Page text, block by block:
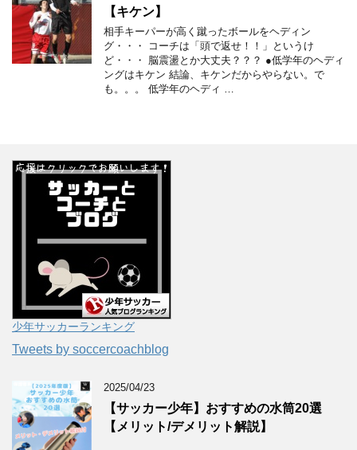
【キケン】
相手キーパーが高く蹴ったボールをヘディン
グ・・・ コーチは「頭で返せ！！」というけ
ど・・・ 脳震盪とか大丈夫？？？ ●低学年のヘディ
ングはキケン 結論、キケンだからやらない。で
も。。。 低学年のヘディ …
少年サッカーランキング
Tweets by soccercoachblog
2025/04/23
【サッカー少年】おすすめの水筒20選
【メリット/デメリット解説】